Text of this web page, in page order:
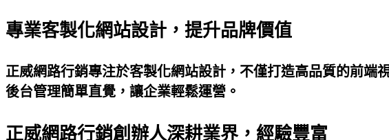
專業客製化網站設計，提升品牌價值
正威網路行銷專注於客製化網站設計 ，不僅打造高品質的前端
後台管理簡單直覺，讓企業輕鬆運營。
正威網路行銷創辦人深耕業界，經驗豐富